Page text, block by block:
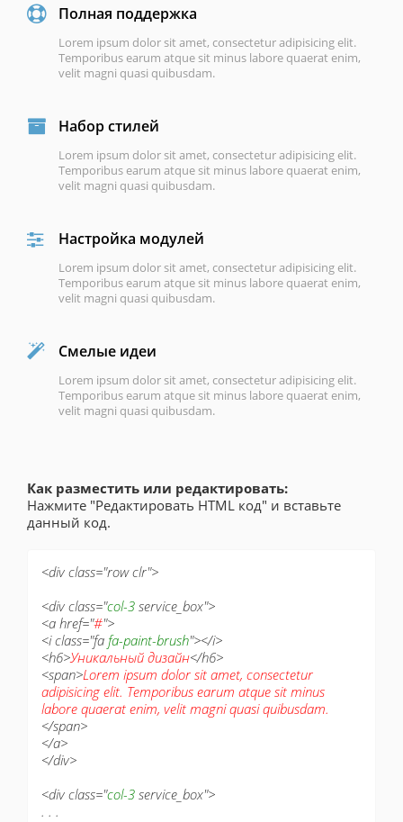
Полная поддержка
Lorem ipsum dolor sit amet, consectetur adipisicing elit.
Temporibus earum atque sit minus labore quaerat enim,
velit magni quasi quibusdam.
Набор стилей
Lorem ipsum dolor sit amet, consectetur adipisicing elit.
Temporibus earum atque sit minus labore quaerat enim,
velit magni quasi quibusdam.
Настройка модулей
Lorem ipsum dolor sit amet, consectetur adipisicing elit.
Temporibus earum atque sit minus labore quaerat enim,
velit magni quasi quibusdam.
Смелые идеи
Lorem ipsum dolor sit amet, consectetur adipisicing elit.
Temporibus earum atque sit minus labore quaerat enim,
velit magni quasi quibusdam.
Как разместить или редактировать:
Нажмите "Редактировать HTML код" и вставьте
данный код.
<div class="row clr">
<div class="col-3 service_box">
<a href="#">
<i class="fa fa-paint-brush"></i>
<h6>Уникальный дизайн</h6>
<span>Lorem ipsum dolor sit amet, consectetur
adipisicing elit. Temporibus earum atque sit minus
labore quaerat enim, velit magni quasi quibusdam.
</span>
</a>
</div>
<div class="col-3 service_box">
. . .